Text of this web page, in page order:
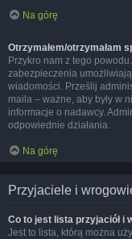
Na górę
Otrzymałem/otrzymałam
Przykro nam z tego
zabezpieczenia
wiadomości. Prześlij
maila – ważne, aby były w
informacje o nadawcy.
odpowiednie działania.
Na górę
Przyjaciele i
Co to jest lista przyjaciół i
Jest to lista, którą można